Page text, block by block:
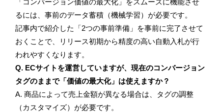
るには、事前のデータ蓄積（機械学習）が必要です。
記事内で紹介した「2つの事前準備」を事前に完了させて
おくことで、リリース初期から精度の高い自動入札が行
われやすくなります。
Q. ECサイトを運営していますが、現在のコンバージョン
タグのままで「価値の最大化」は使えますか？
A. 商品によって売上金額が異なる場合は、タグの調整
（カスタマイズ）が必要です。